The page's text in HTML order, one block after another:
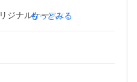
ジナルケースにしていくの
もっとみる